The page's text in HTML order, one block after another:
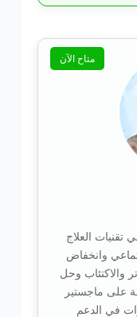
متاح الآن
العلاج
وانخفاض
والاكتئاب وحل
على ماجستير
ولديها خبرة 6 سنوات في الدعم